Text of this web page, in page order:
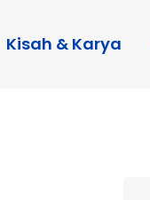
Kisah & Karya